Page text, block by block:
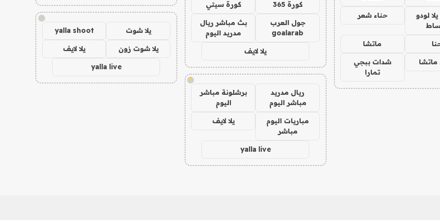
لودو
حناء شعر
ماتشا
شدات ببجي
تمارا
كورة 365 كورة سيتي
جول العرب
goalarab
بث مباشر ريال
مدريد اليوم
يلا لايف
!
ريال مدريد
مباشر اليوم
برشلونة مباشر
اليوم
مباريات اليوم
مباشر
يلا لايف
yalla live
!
يلا شوت yalla shoot
يلا شوت زون يلا لايف
yalla live